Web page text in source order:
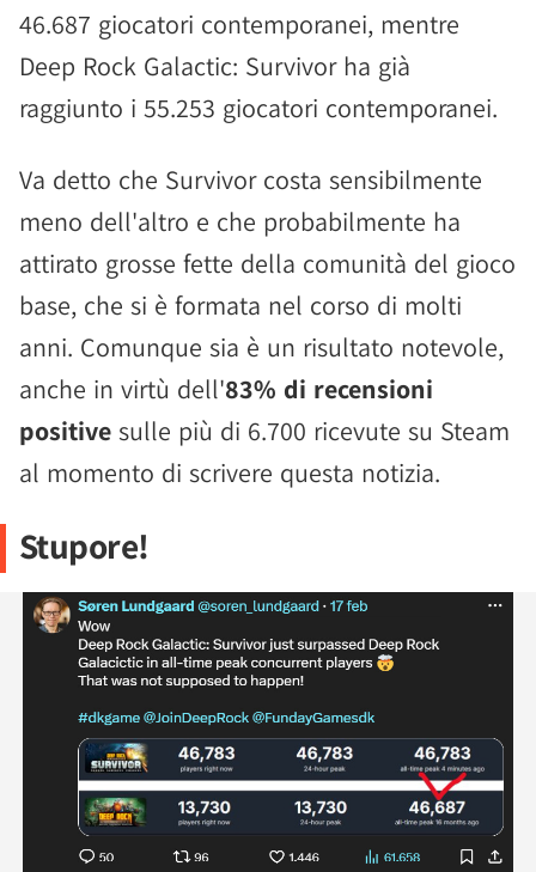
46.687 giocatori contemporanei, mentre
Deep Rock Galactic: Survivor ha già
raggiunto i 55.253 giocatori contemporanei.
Va detto che Survivor costa sensibilmente
meno dell'altro e che probabilmente ha
attirato grosse fette della comunità del gioco
base, che si è formata nel corso di molti
anni. Comunque sia è un risultato notevole,
anche in virtù dell'83% di recensioni
positive sulle più di 6.700 ricevute su Steam
al momento di scrivere questa notizia.
Stupore!